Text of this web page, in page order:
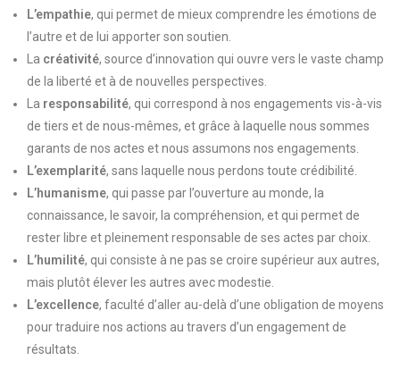
L’empathie, qui permet de mieux comprendre les émotions de
l’autre et de lui apporter son soutien.
La créativité, source d’innovation qui ouvre vers le vaste champ
de la liberté et à de nouvelles perspectives.
La responsabilité, qui correspond à nos engagements vis-à-vis
de tiers et de nous-mêmes, et grâce à laquelle nous sommes
garants de nos actes et nous assumons nos engagements.
L’exemplarité, sans laquelle nous perdons toute crédibilité.
L’humanisme, qui passe par l’ouverture au monde, la
connaissance, le savoir, la compréhension, et qui permet de
rester libre et pleinement responsable de ses actes par choix.
L’humilité, qui consiste à ne pas se croire supérieur aux autres,
mais plutôt élever les autres avec modestie.
L’excellence, faculté d’aller au-delà d’une obligation de moyens
pour traduire nos actions au travers d’un engagement de
résultats.